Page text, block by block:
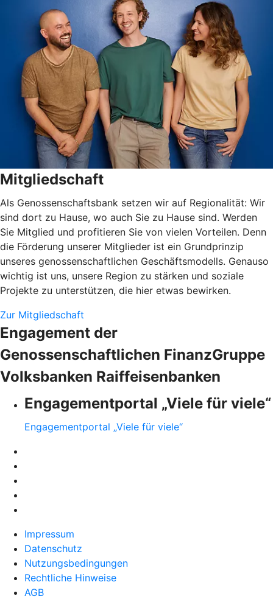
Mitgliedschaft
Als Genossenschaftsbank setzen wir auf Regionalität: Wir
sind dort zu Hause, wo auch Sie zu Hause sind. Werden
Sie Mitglied und profitieren Sie von vielen Vorteilen. Denn
die Förderung unserer Mitglieder ist ein Grundprinzip
unseres genossenschaftlichen Geschäftsmodells. Genauso
wichtig ist uns, unsere Region zu stärken und soziale
Projekte zu unterstützen, die hier etwas bewirken.
Zur Mitgliedschaft
Engagement der
Genossenschaftlichen FinanzGruppe
Volksbanken Raiffeisenbanken
Engagementportal „Viele für viele“
Engagementportal „Viele für viele“
Impressum
Datenschutz
Nutzungsbedingungen
Rechtliche Hinweise
AGB